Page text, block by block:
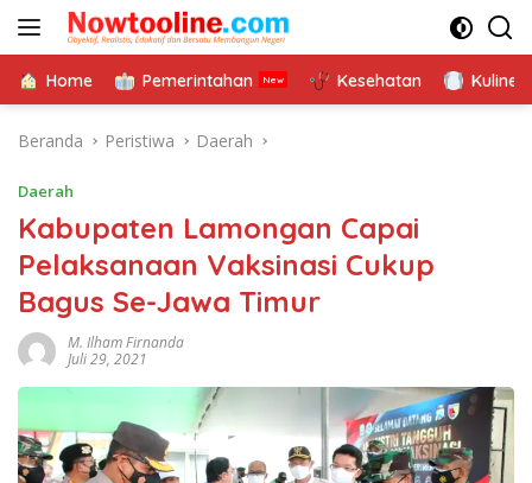
Langsung
Home Pemerintahan Kesehatan Kuliner
Beranda Peristiwa Daerah
Daerah
Kabupaten Lamongan Capai
Pelaksanaan Vaksinasi Cukup
Bagus Se-Jawa Timur
M. Ilham Firnanda
Juli 29, 2021